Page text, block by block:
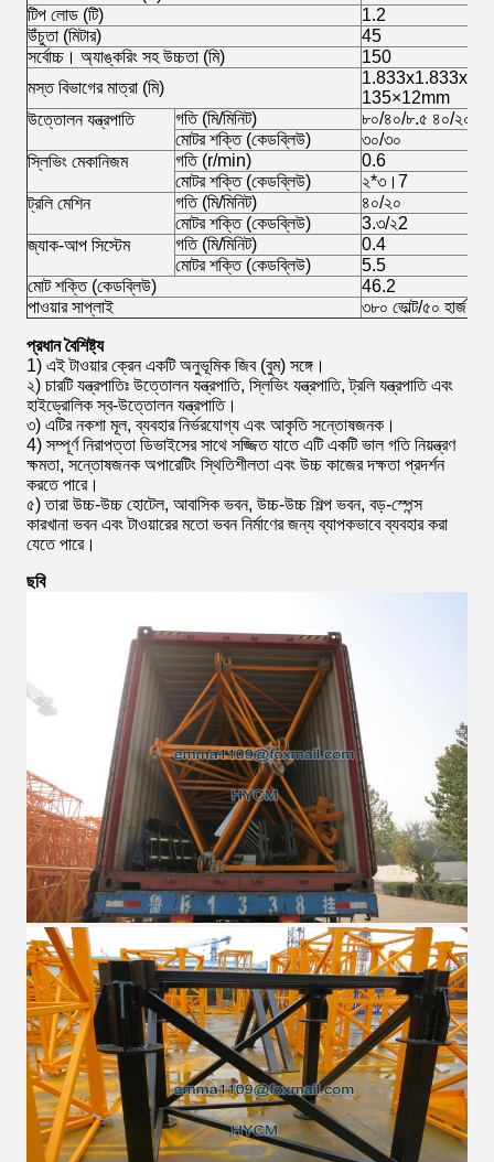
টিপ লোড (টি)
1.2
উঁচুতা (মিটার)
45
সর্বোচ্চ। অ্যাঙ্করিং সহ উচ্চতা (মি)
150
মস্ত বিভাগের মাত্রা (মি)
1.833x1.833x2.5,
135×12mm
উত্তোলন যন্ত্রপাতি
গতি (মি/মিনিট)
৮০/৪০/৮.৫ ৪০/২০/
মোটর শক্তি (কেডব্লিউ)
৩০/৩০
স্লিভিং মেকানিজম
গতি (r/min)
0.6
মোটর শক্তি (কেডব্লিউ)
২*৩।7
ট্রলি মেশিন
গতি (মি/মিনিট)
৪০/২০
মোটর শক্তি (কেডব্লিউ)
3.৩/২2
জ্যাক-আপ সিস্টেম
গতি (মি/মিনিট)
0.4
মোটর শক্তি (কেডব্লিউ)
5.5
মোট শক্তি (কেডব্লিউ)
46.2
পাওয়ার সাপ্লাই
৩৮০ ভোল্ট/৫০ হার্জ,
প্রধান বৈশিষ্ট্য
1) এই টাওয়ার ক্রেন একটি অনুভূমিক জিব (বুম) সঙ্গে।
২) চারটি যন্ত্রপাতিঃ উত্তোলন যন্ত্রপাতি, স্লিভিং যন্ত্রপাতি, ট্রলি যন্ত্রপাতি এবং
হাইড্রোলিক স্ব-উত্তোলন যন্ত্রপাতি।
৩) এটির নকশা মূল, ব্যবহার নির্ভরযোগ্য এবং আকৃতি সন্তোষজনক।
4) সম্পূর্ণ নিরাপত্তা ডিভাইসের সাথে সজ্জিত যাতে এটি একটি ভাল গতি নিয়ন্ত্রণ
ক্ষমতা, সন্তোষজনক অপারেটিং স্থিতিশীলতা এবং উচ্চ কাজের দক্ষতা প্রদর্শন
করতে পারে।
৫) তারা উচ্চ-উচ্চ হোটেল, আবাসিক ভবন, উচ্চ-উচ্চ শিল্প ভবন, বড়-স্পেন্স
কারখানা ভবন এবং টাওয়ারের মতো ভবন নির্মাণের জন্য ব্যাপকভাবে ব্যবহার করা
যেতে পারে।
ছবি